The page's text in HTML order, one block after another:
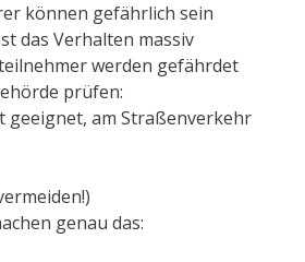
können gefährlich sein
das Verhalten massiv
werden gefährdet
prüfen:
geeignet, am Straßenverkehr
genau das: